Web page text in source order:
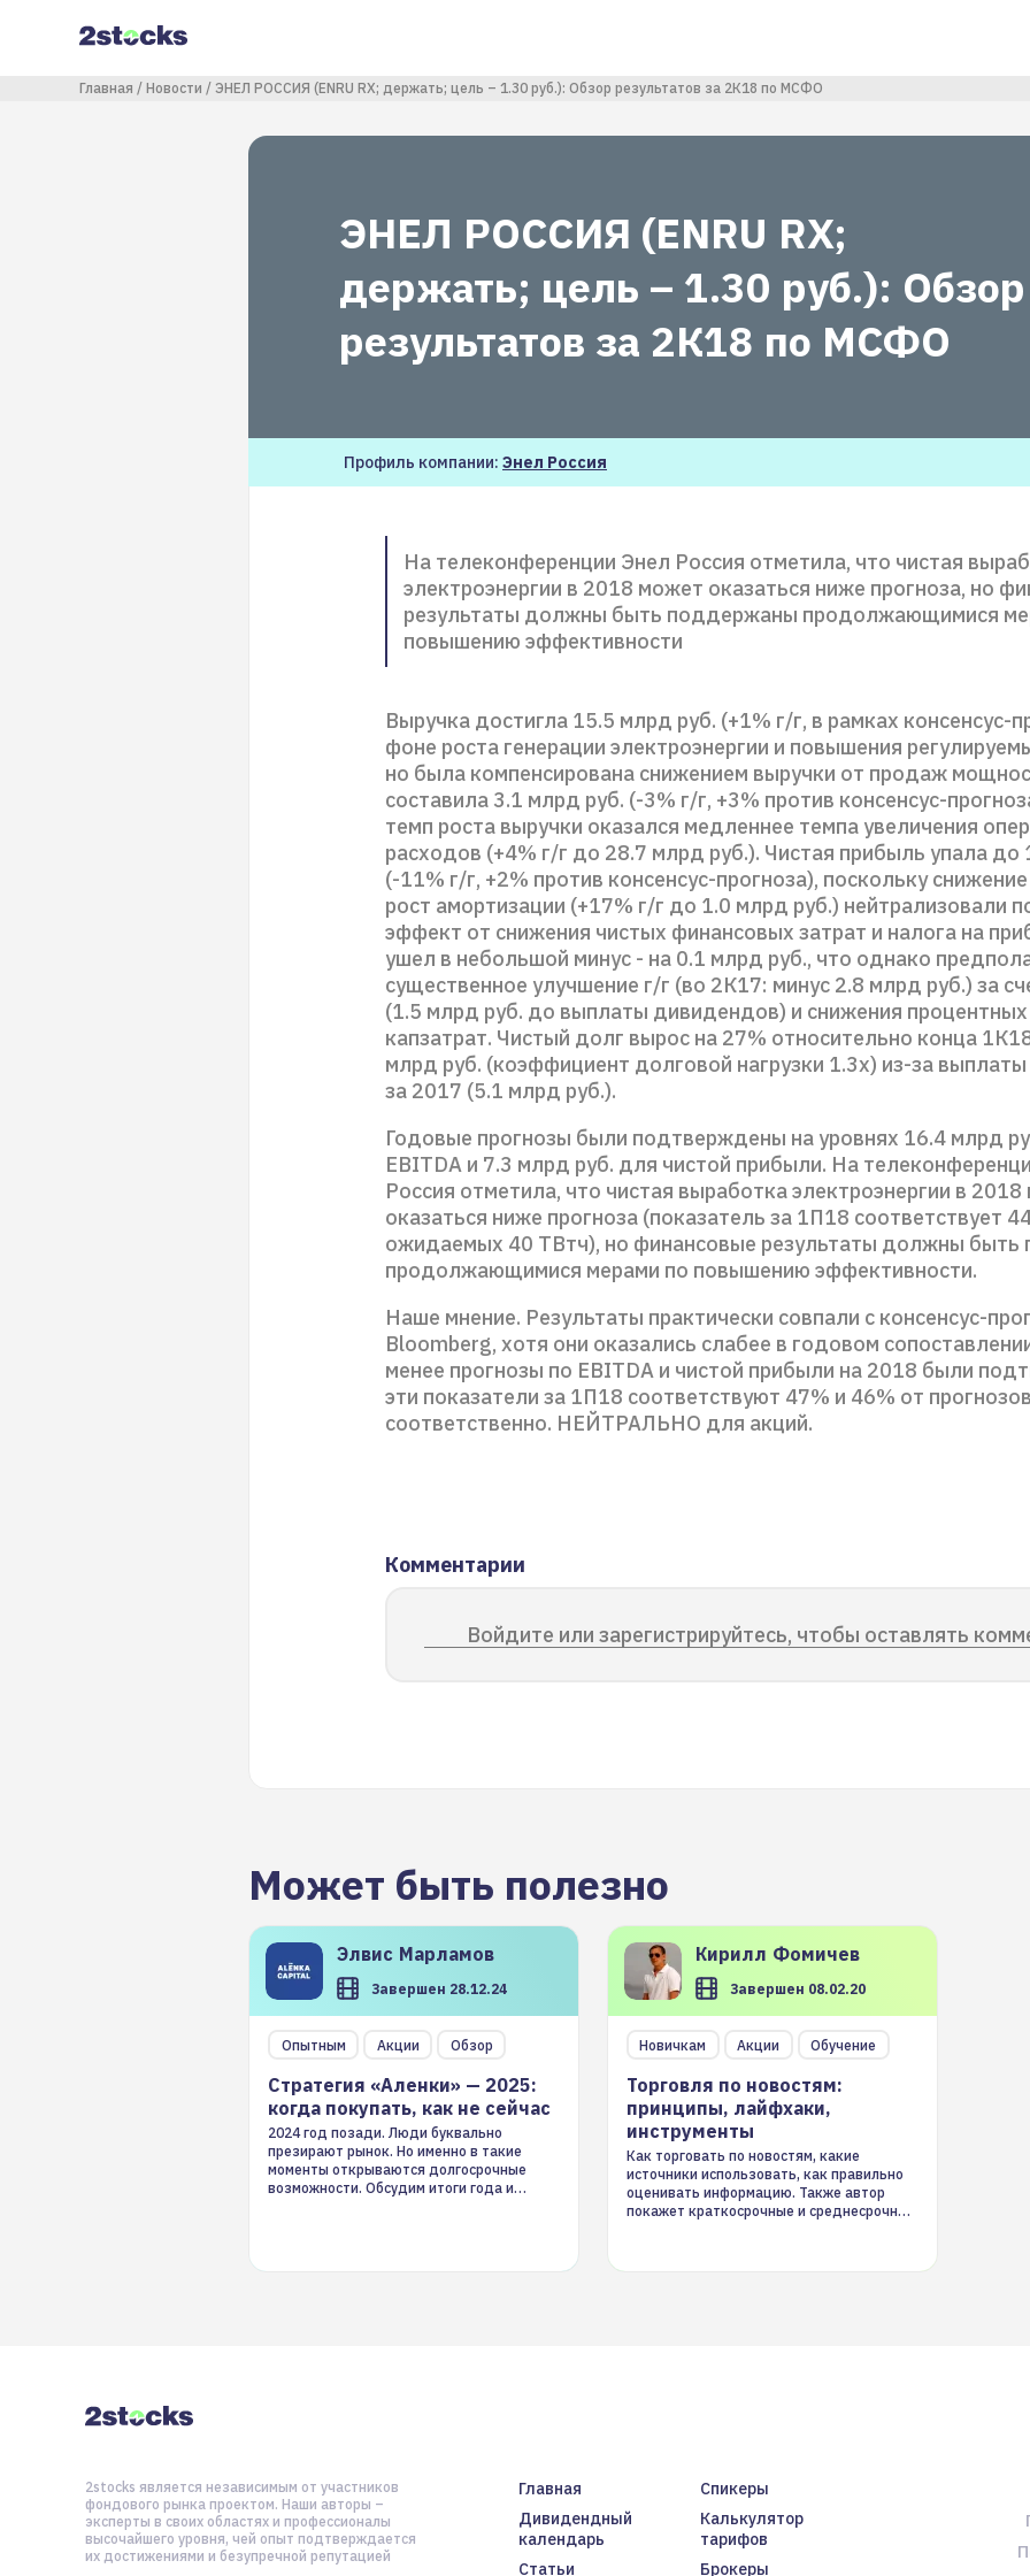
содержанию
Строка навигации
Главная Новости ЭНЕЛ РОССИЯ (ENRU RX; держать; цель – 1.30 руб.): Обзор результатов за 2К18 по МСФО
ЭНЕЛ РОССИЯ (ENRU RX;
держать; цель – 1.30 руб.): Обзор
результатов за 2К18 по МСФО
Профиль компании: Энел Россия
На телеконференции Энел Россия отметила, что чистая
электроэнергии в 2018 может оказаться ниже прогноза, но
результаты должны быть поддержаны продолжающимися
повышению эффективности
Выручка достигла 15.5 млрд руб. (+1% г/г, в рамках консенсус-
фоне роста генерации электроэнергии и повышения
но была компенсирована снижением выручки от продаж
составила 3.1 млрд руб. (-3% г/г, +3% против консенсус-
темп роста выручки оказался медленнее темпа увеличения
расходов (+4% г/г до 28.7 млрд руб.). Чистая прибыль упала до
(-11% г/г, +2% против консенсус-прогноза), поскольку
рост амортизации (+17% г/г до 1.0 млрд руб.) нейтрализовали
эффект от снижения чистых финансовых затрат и налога на
ушел в небольшой минус - на 0.1 млрд руб., что однако
существенное улучшение г/г (во 2К17: минус 2.8 млрд руб.) за
(1.5 млрд руб. до выплаты дивидендов) и снижения
капзатрат. Чистый долг вырос на 27% относительно конца
млрд руб. (коэффициент долговой нагрузки 1.3x) из-за
за 2017 (5.1 млрд руб.).
Годовые прогнозы были подтверждены на уровнях 16.4 млрд
EBITDA и 7.3 млрд руб. для чистой прибыли. На
Россия отметила, что чистая выработка электроэнергии в
оказаться ниже прогноза (показатель за 1П18 соответствует
ожидаемых 40 ТВтч), но финансовые результаты должны
продолжающимися мерами по повышению эффективности.
Наше мнение. Результаты практически совпали с консенсус-
Bloomberg, хотя они оказались слабее в годовом
менее прогнозы по EBITDA и чистой прибыли на 2018 были
эти показатели за 1П18 соответствуют 47% и 46% от прогнозов
соответственно. НЕЙТРАЛЬНО для акций.
Комментарии
Войдите или зарегистрируйтесь, чтобы оставлять
Может быть полезно
Элвис Марламов
Завершен 28.12.24
Опытным Акции Обзор
Стратегия «Аленки» — 2025:
когда покупать, как не сейчас
2024 год позади. Люди буквально
презирают рынок. Но именно в такие
моменты открываются долгосрочные
возможности. Обсудим итоги года и
Кирилл Фомичев
Завершен 08.02.20
Новичкам Акции Обучение
Торговля по новостям:
принципы, лайфхаки,
инструменты
Как торговать по новостям, какие
источники использовать, как правильно
оценивать информацию. Также автор
покажет краткосрочные и среднесрочные
Главная
Спикеры
Дивидендный
календарь
Калькулятор
тарифов
Статьи
Брокеры
2stocks является независимым от участников
фондового рынка проектом. Наши авторы –
эксперты в своих областях и профессионалы
высочайшего уровня, чей опыт подтверждается
их достижениями и безупречной репутацией